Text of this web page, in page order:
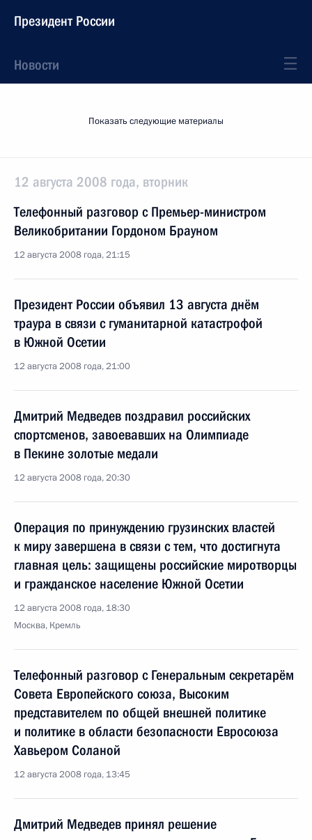
Президент России
Новости
Показать следующие материалы
12 августа 2008 года, вторник
Телефонный разговор с Премьер-министром
Великобритании Гордоном Брауном
12 августа 2008 года, 21:15
Президент России объявил 13 августа днём
траура в связи с гуманитарной катастрофой
в Южной Осетии
12 августа 2008 года, 21:00
Дмитрий Медведев поздравил российских
спортсменов, завоевавших на Олимпиаде
в Пекине золотые медали
12 августа 2008 года, 20:30
Операция по принуждению грузинских властей
к миру завершена в связи с тем, что достигнута
главная цель: защищены российские миротворцы
и гражданское население Южной Осетии
12 августа 2008 года, 18:30
Москва, Кремль
Телефонный разговор с Генеральным секретарём
Совета Европейского союза, Высоким
представителем по общей внешней политике
и политике в области безопасности Евросоюза
Хавьером Соланой
12 августа 2008 года, 13:45
Дмитрий Медведев принял решение